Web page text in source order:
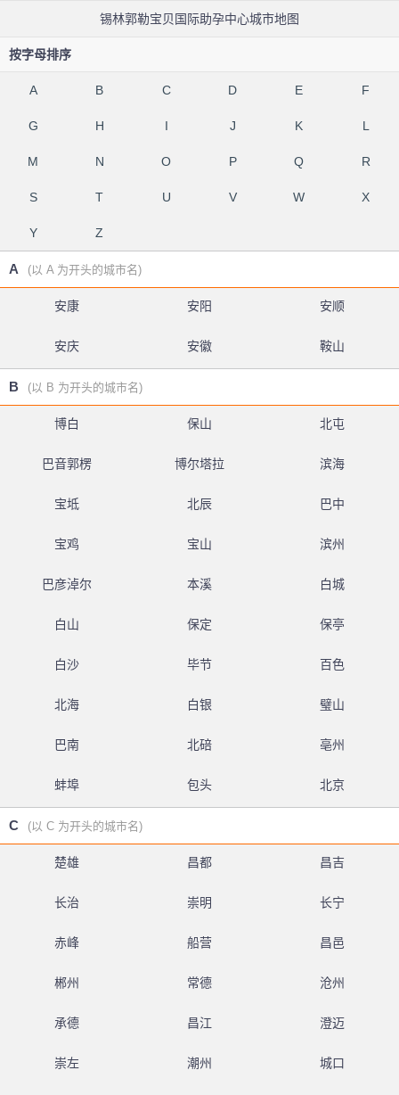
锡林郭勒宝贝国际助孕中心城市地图
按字母排序
A B C D E F
G H I J K L
M N O P Q R
S T U V W X
Y Z
A (以 A 为开头的城市名)
安康 安阳 安顺
安庆 安徽 鞍山
B (以 B 为开头的城市名)
博白 保山 北屯
巴音郭楞 博尔塔拉 滨海
宝坻 北辰 巴中
宝鸡 宝山 滨州
巴彦淖尔 本溪 白城
白山 保定 保亭
白沙 毕节 百色
北海 白银 璧山
巴南 北碚 亳州
蚌埠 包头 北京
C (以 C 为开头的城市名)
楚雄 昌都 昌吉
长治 崇明 长宁
赤峰 船营 昌邑
郴州 常德 沧州
承德 昌江 澄迈
崇左 潮州 城口